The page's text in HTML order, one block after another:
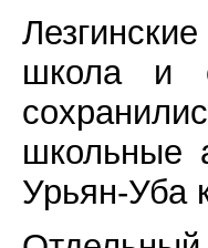
школа и
школьные
Урьян-Уба